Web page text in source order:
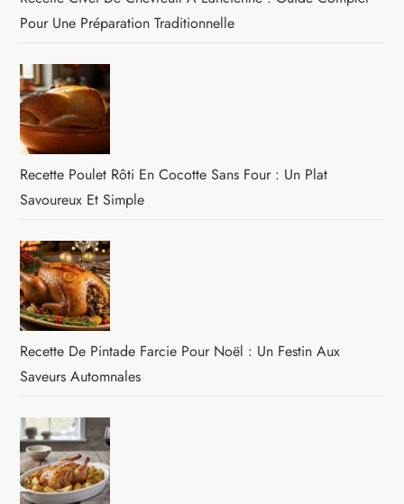
Pour Une Préparation Traditionnelle
Recette Poulet Rôti En Cocotte Sans Four : Un Plat
Savoureux Et Simple
Recette De Pintade Farcie Pour Noël : Un Festin Aux
Saveurs Automnales